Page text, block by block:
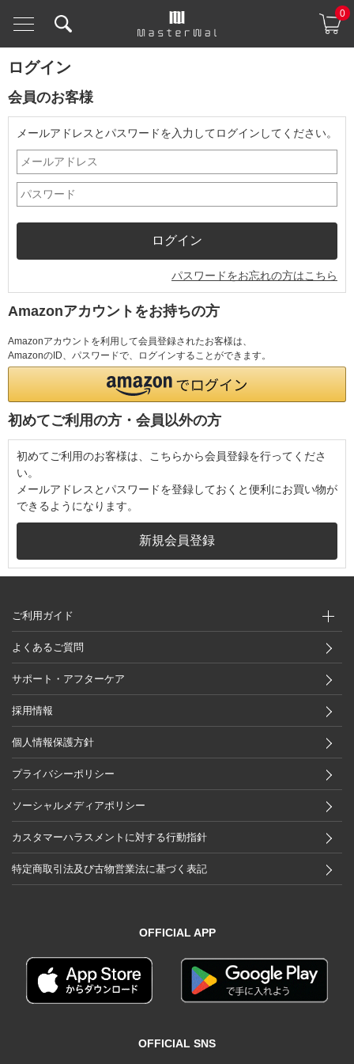
0
ログイン
会員のお客様
メールアドレスとパスワードを入力してログインしてください。
パスワードをお忘れの方はこちら
Amazonアカウントをお持ちの方
Amazonアカウントを利用して会員登録されたお客様は、
AmazonのID、パスワードで、ログインすることができます。
初めてご利用の方・会員以外の方
初めてご利用のお客様は、こちらから会員登録を行ってくださ
い。
メールアドレスとパスワードを登録しておくと便利にお買い物が
できるようになります。
ご利用ガイド
よくあるご質問
サポート・アフターケア
採用情報
個人情報保護方針
プライバシーポリシー
ソーシャルメディアポリシー
カスタマーハラスメントに対する行動指針
特定商取引法及び古物営業法に基づく表記
OFFICIAL APP
OFFICIAL SNS